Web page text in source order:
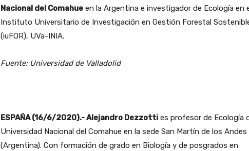
Nacional del Comahueen la Argentina e investigador de Ecología en
Instituto Universitario de Investigación en Gestión Forestal
(iuFOR), UVa-INIA.
Fuente: Universidad de Valladolid
ESPAÑA (16/6/2020).- Alejandro Dezzotties profesor de Ecología
Universidad Nacional del Comahue en la sede San Martín de los Andes
(Argentina). Con formación de grado en Biología y de posgrados en